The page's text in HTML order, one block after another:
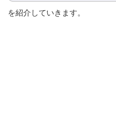
を紹介していきます。